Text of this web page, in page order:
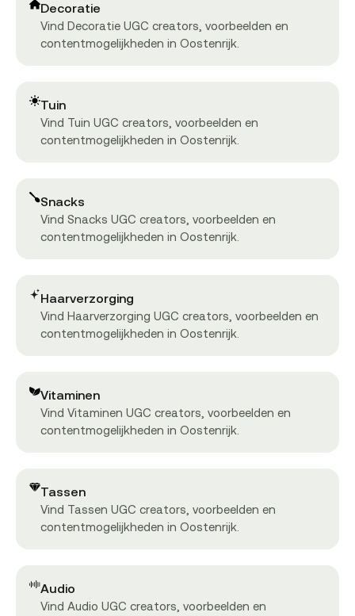
Decoratie
Vind Decoratie UGC creators, voorbeelden en
contentmogelijkheden in Oostenrijk.
Tuin
Vind Tuin UGC creators, voorbeelden en
contentmogelijkheden in Oostenrijk.
Snacks
Vind Snacks UGC creators, voorbeelden en
contentmogelijkheden in Oostenrijk.
Haarverzorging
Vind Haarverzorging UGC creators, voorbeelden en
contentmogelijkheden in Oostenrijk.
Vitaminen
Vind Vitaminen UGC creators, voorbeelden en
contentmogelijkheden in Oostenrijk.
Tassen
Vind Tassen UGC creators, voorbeelden en
contentmogelijkheden in Oostenrijk.
Audio
Vind Audio UGC creators, voorbeelden en